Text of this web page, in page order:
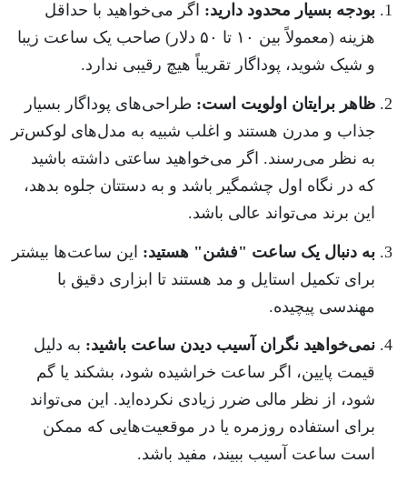
بودجه بسیار محدود دارید: اگر می‌خواهید با حداقل
هزینه (معمولاً بین ۱۰ تا ۵۰ دلار) صاحب یک ساعت زیبا
و شیک شوید، پوداگار تقریباً هیچ رقیبی ندارد.
ظاهر برایتان اولویت است: طراحی‌های پوداگار بسیار
جذاب و مدرن هستند و اغلب شبیه به مدل‌های لوکس‌تر
به نظر می‌رسند. اگر می‌خواهید ساعتی داشته باشید
که در نگاه اول چشمگیر باشد و به دستتان جلوه بدهد،
این برند می‌تواند عالی باشد.
به دنبال یک ساعت "فشن" هستید: این ساعت‌ها بیشتر
برای تکمیل استایل و مد هستند تا ابزاری دقیق با
مهندسی پیچیده.
نمی‌خواهید نگران آسیب دیدن ساعت باشید: به دلیل
قیمت پایین، اگر ساعت خراشیده شود، بشکند یا گم
شود، از نظر مالی ضرر زیادی نکرده‌اید. این می‌تواند
برای استفاده روزمره یا در موقعیت‌هایی که ممکن
است ساعت آسیب ببیند، مفید باشد.